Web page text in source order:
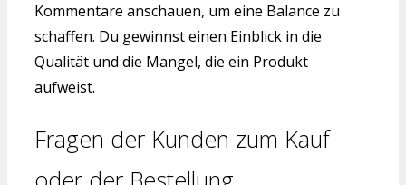
Kommentare anschauen, um eine Balance zu
schaffen. Du gewinnst einen Einblick in die
Qualität und die Mangel, die ein Produkt
aufweist.
Fragen der Kunden zum Kauf